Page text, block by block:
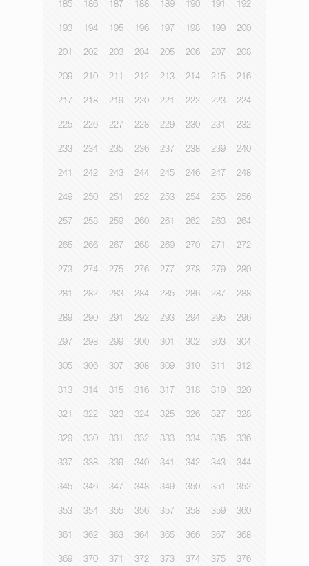
185 186 187 188 189 190 191 192
193 194 195 196 197 198 199 200
201 202 203 204 205 206 207 208
209 210 211 212 213 214 215 216
217 218 219 220 221 222 223 224
225 226 227 228 229 230 231 232
233 234 235 236 237 238 239 240
241 242 243 244 245 246 247 248
249 250 251 252 253 254 255 256
257 258 259 260 261 262 263 264
265 266 267 268 269 270 271 272
273 274 275 276 277 278 279 280
281 282 283 284 285 286 287 288
289 290 291 292 293 294 295 296
297 298 299 300 301 302 303 304
305 306 307 308 309 310 311 312
313 314 315 316 317 318 319 320
321 322 323 324 325 326 327 328
329 330 331 332 333 334 335 336
337 338 339 340 341 342 343 344
345 346 347 348 349 350 351 352
353 354 355 356 357 358 359 360
361 362 363 364 365 366 367 368
369 370 371 372 373 374 375 376